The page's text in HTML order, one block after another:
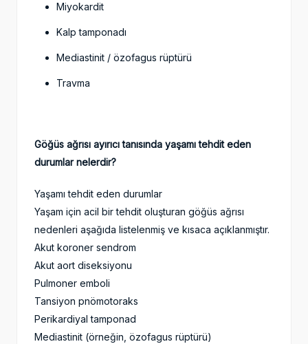
Miyokardit
Kalp tamponadı
Mediastinit / özofagus rüptürü
Travma
Göğüs ağrısı ayırıcı tanısında yaşamı tehdit eden
durumlar nelerdir?
Yaşamı tehdit eden durumlar
Yaşam için acil bir tehdit oluşturan göğüs ağrısı
nedenleri aşağıda listelenmiş ve kısaca açıklanmıştır.
Akut koroner sendrom
Akut aort diseksiyonu
Pulmoner emboli
Tansiyon pnömotoraks
Perikardiyal tamponad
Mediastinit (örneğin, özofagus rüptürü)